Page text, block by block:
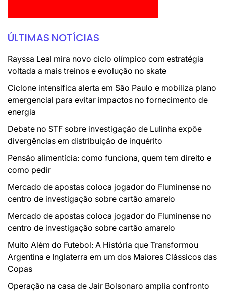
ÚLTIMAS NOTÍCIAS
Rayssa Leal mira novo ciclo olímpico com estratégia
voltada a mais treinos e evolução no skate
Ciclone intensifica alerta em São Paulo e mobiliza plano
emergencial para evitar impactos no fornecimento de
energia
Debate no STF sobre investigação de Lulinha expõe
divergências em distribuição de inquérito
Pensão alimentícia: como funciona, quem tem direito e
como pedir
Mercado de apostas coloca jogador do Fluminense no
centro de investigação sobre cartão amarelo
Mercado de apostas coloca jogador do Fluminense no
centro de investigação sobre cartão amarelo
Muito Além do Futebol: A História que Transformou
Argentina e Inglaterra em um dos Maiores Clássicos das
Copas
Operação na casa de Jair Bolsonaro amplia confronto